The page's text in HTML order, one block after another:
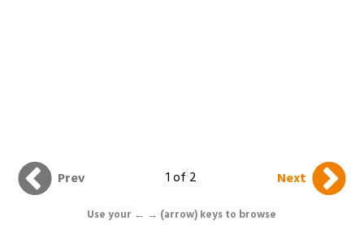
Prev 1 of 2 Next
Use your ← → (arrow) keys to browse